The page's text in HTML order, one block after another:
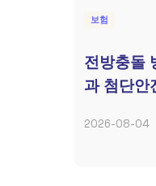
보험
전방충돌
과 첨단안
2026-08-04